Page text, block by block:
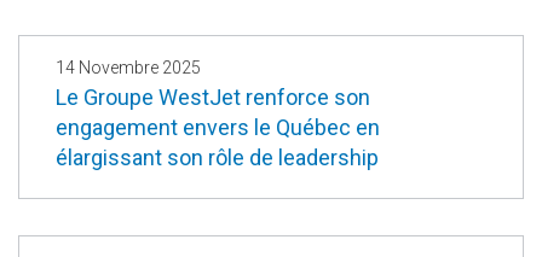
14 Novembre 2025
Le Groupe WestJet renforce son
engagement envers le Québec en
élargissant son rôle de leadership